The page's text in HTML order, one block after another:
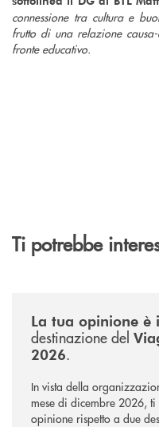
connessione tra cultura e
frutto di una relazione
fronte educativo.
Ti potrebbe
La tua opinione è
destinazione del
2026.
In vista della
mese di dicembre 2026,
opinione rispetto a due